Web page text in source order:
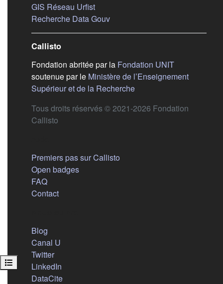
Ouvrir l’index du cours
GIS Réseau Urfist(s'ouvre dans un nouvel onglet)
Recherche Data Gouv(s'ouvre dans un nouvel onglet)
Callisto
Fondation abritée par la Fondation UNIT(s'ouvre
soutenue par le Ministère de l’Enseignement
Supérieur et de la Recherche(s'ouvre dans un nouvel
Tous droits réservés © 2021-2026 Fondation
Callisto
Premiers pas sur Callisto
Open badges
FAQ
Contact
Blog
Canal U
Twitter(s'ouvre dans un nouvel onglet)
LinkedIn
DataCite(s'ouvre dans un nouvel onglet)